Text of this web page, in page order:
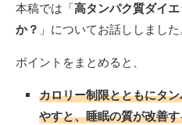
本稿では「高タンパク質ダイ
か？ 」についてお話ししました
ポイントをまとめると、
カロリー制限とともにタ
やすと、睡眠の質が改善